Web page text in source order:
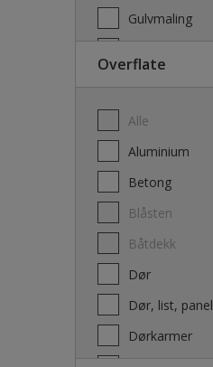
Gulvmaling
Overflate
Alle
Aluminium
Betong
Blåsten
Båtdekk
Dør
Dør, list, panel
Dørkarmer